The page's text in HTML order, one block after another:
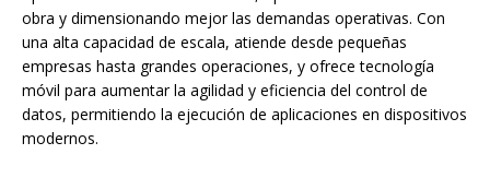
obra y dimensionando mejor las demandas operativas. Con
una alta capacidad de escala, atiende desde pequeñas
empresas hasta grandes operaciones, y ofrece tecnología
móvil para aumentar la agilidad y eficiencia del control de
datos, permitiendo la ejecución de aplicaciones en dispositivos
modernos.